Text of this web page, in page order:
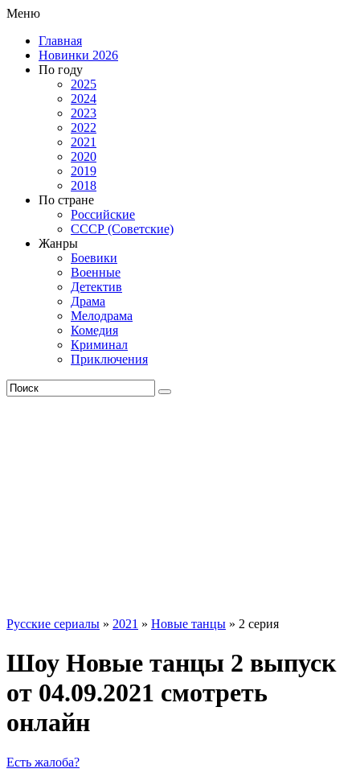
Меню
Главная
Новинки 2026
По году
2025
2024
2023
2022
2021
2020
2019
2018
По стране
Российские
СССР (Советские)
Жанры
Боевики
Военные
Детектив
Драма
Мелодрама
Комедия
Криминал
Приключения
Русские сериалы » 2021 » Новые танцы » 2 серия
Шоу Новые танцы 2 выпуск
от 04.09.2021 смотреть
онлайн
Есть жалоба?